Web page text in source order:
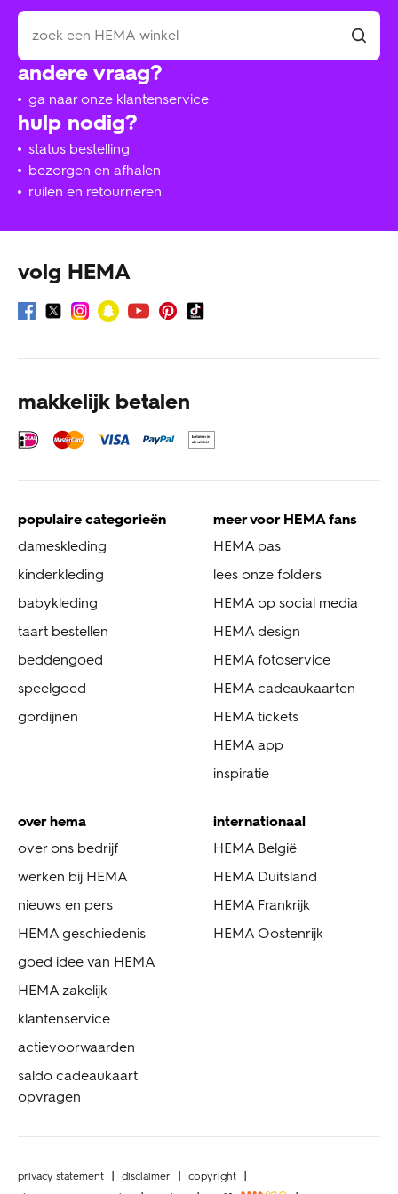
hulp nodig?
status bestelling
bezorgen en afhalen
ruilen en retourneren
andere vraag?
ga naar onze klantenservice
volg HEMA
makkelijk betalen
populaire categorieën
dameskleding
kinderkleding
babykleding
taart bestellen
beddengoed
speelgoed
gordijnen
meer voor HEMA fans
HEMA pas
lees onze folders
HEMA op social media
HEMA design
HEMA fotoservice
HEMA cadeaukaarten
HEMA tickets
HEMA app
inspiratie
over hema
over ons bedrijf
werken bij HEMA
nieuws en pers
HEMA geschiedenis
goed idee van HEMA
HEMA zakelijk
klantenservice
actievoorwaarden
saldo cadeaukaart
opvragen
internationaal
HEMA België
HEMA Duitsland
HEMA Frankrijk
HEMA Oostenrijk
privacy statement disclaimer
copyright